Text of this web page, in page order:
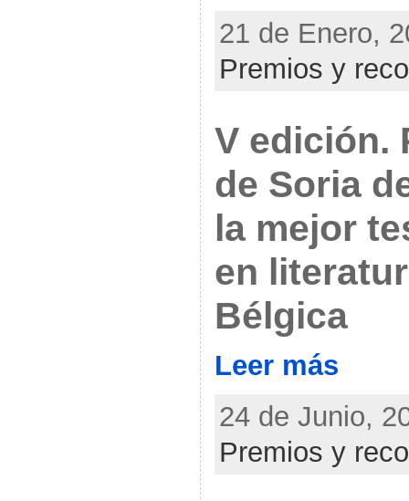
21 de Enero,
Premios y
V edición.
de Soria
la mejor
en
Bélgica
Leer más
24 de Junio,
Premios y